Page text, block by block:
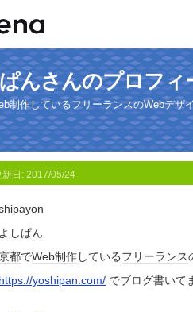
んさんのプロフィ
制作しているフリーランスのWebデザ
新日: 2017/05/24
よしぱん
都でWeb制作しているフリーランス
https://yoshipan.com/ でブログ書いて